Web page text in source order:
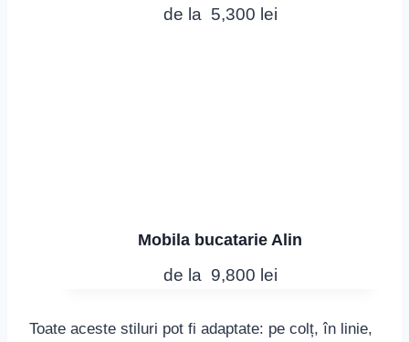
de la 5,300 lei
Mobila bucatarie Alin
de la 9,800 lei
Toate aceste stiluri pot fi adaptate: pe colț, în linie,